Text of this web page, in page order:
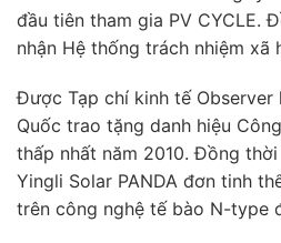
đầu tiên tham gia PV CYCLE.
nhận Hệ thống trách nhiệm xã
Được Tạp chí kinh tế Observer
Quốc trao tặng danh hiệu
thấp nhất năm 2010. Đồng
Yingli Solar PANDA đơn tinh
trên công nghệ tế bào N-type